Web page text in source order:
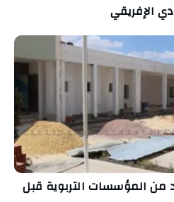
الإفريقي
من المؤسسات التربوية قبل